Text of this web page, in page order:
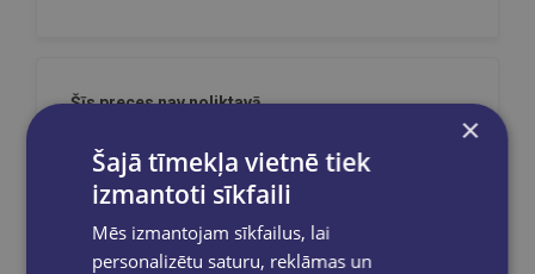
Šīs preces nav noliktavā
tā atkal būs pieejama!
×
Šajā tīmekļa vietnē tiek
izmantoti sīkfaili
Mēs izmantojam sīkfailus, lai
personalizētu saturu, reklāmas un